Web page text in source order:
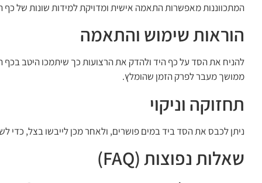
המתכווננות מאפשרות התאמה אישית ומדויקת למידות שונות של כף
הוראות שימוש והתאמה
להניח את הסד על כף היד ולהדק את הרצועות כך שיתמכו היטב בכף
ממושך מעבר לפרק הזמן שהומלץ.
תחזוקה וניקוי
ניתן לכבס את הסד ביד במים פושרים, ולאחר מכן לייבשו בצל, כדי
שאלות נפוצות (FAQ)